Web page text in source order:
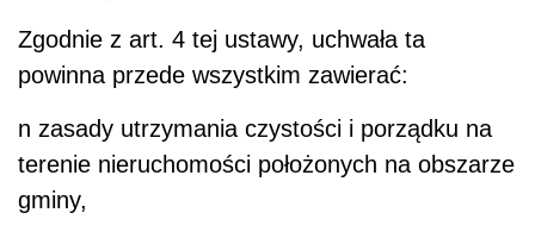
Zgodnie z art. 4 tej ustawy, uchwała ta
powinna przede wszystkim zawierać:
n zasady utrzymania czystości i porządku na
terenie nieruchomości położonych na obszarze
gminy,